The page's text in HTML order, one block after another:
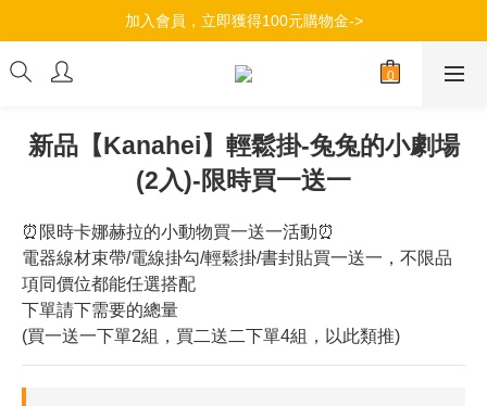
加入會員，立即獲得100元購物金->
加入會員，立即獲得100元購物金->
滿$490超商取貨免運，滿799全店免運->
新品【Kanahei】輕鬆掛-兔兔的小劇場
(2入)-限時買一送一
⏰限時卡娜赫拉的小動物買一送一活動⏰
電器線材束帶/電線掛勾/輕鬆掛/書封貼買一送一，不限品
項同價位都能任選搭配
下單請下需要的總量
(買一送一下單2組，買二送二下單4組，以此類推)